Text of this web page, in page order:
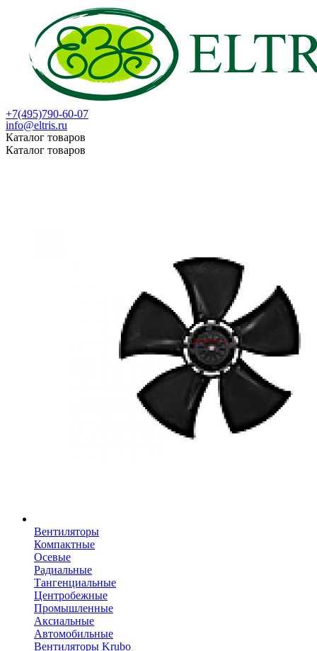
+7(495)790-60-07
info@eltris.ru
Каталог товаров
Каталог товаров
Вентиляторы
Компактные
Осевые
Радиальные
Тангенциальные
Центробежные
Промышленные
Аксиальные
Автомобильные
Вентиляторы Krubo